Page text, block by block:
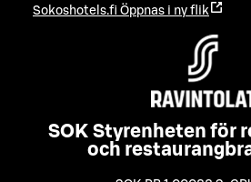
Sokoshotels.fi Öppnas i ny flik
SOK Styrenheten för
och